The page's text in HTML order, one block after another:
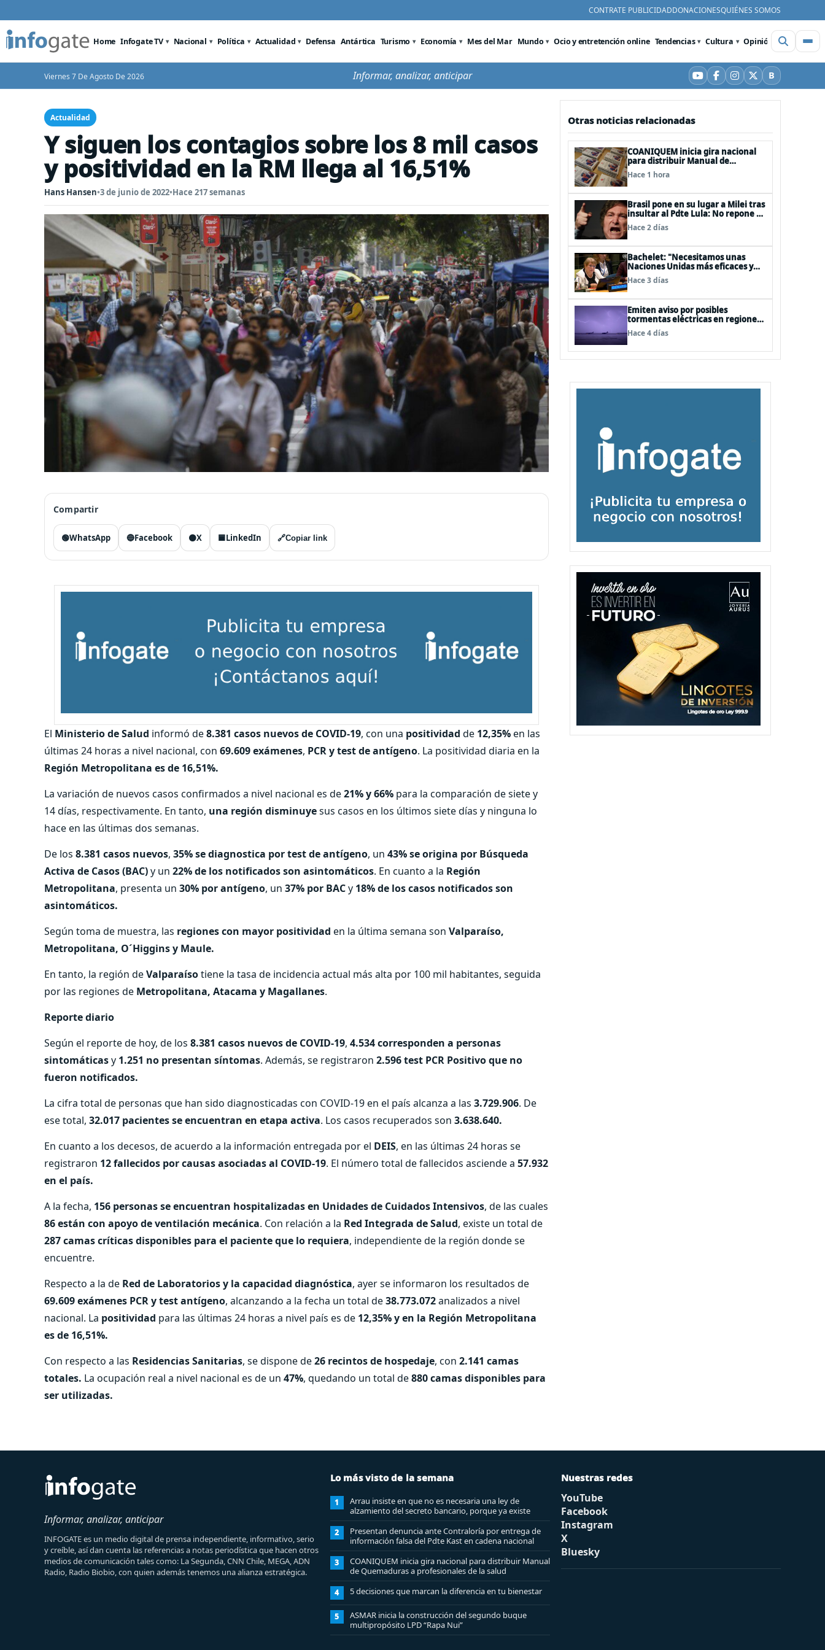
CONTRATE PUBLICIDADDONACIONESQUIÉNES SOMOS
Home Infogate TV Nacional Política Actualidad Defensa Antártica Turismo Economía Mes del Mar Mundo Ocio y entretención online Tendencias Cultura Opinión Videos
Viernes 7 De Agosto De 2026 Informar, analizar, anticipar YouTube
Facebook
Instagram
X BBluesky
Actualidad
Y siguen los contagios sobre los 8 mil casos
y positividad en la RM llega al 16,51%
Hans Hansen•3 de junio de 2022•Hace 217 semanas
Compartir
🟢WhatsApp 🔵Facebook ⚫X 🟦LinkedIn 🔗Copiar link
El Ministerio de Salud informó de8.381 casos nuevos de COVID-19, con una positividad de 12,35%en las
últimas 24 horas a nivel nacional, con 69.609 exámenes, PCR y test de antígeno. La positividad diaria en la
Región Metropolitana es de 16,51%.
La variación de nuevos casos confirmados a nivel nacional es de21% y 66% para la comparación de siete y
14 días, respectivamente. En tanto, una región disminuyesus casos en los últimos siete días y ninguna lo
hace en las últimas dos semanas.
De los 8.381 casos nuevos, 35% se diagnostica por test de antígeno, un 43% se origina por Búsqueda
Activa de Casos (BAC)y un 22% de los notificados son asintomáticos. En cuanto a la Región
Metropolitana, presenta un 30% por antígeno, un 37% por BACy 18% de los casos notificados son
asintomáticos.
Según toma de muestra, las regiones con mayor positividad en la última semana son Valparaíso,
Metropolitana, O´Higgins y Maule.
En tanto, la región deValparaísotiene la tasa de incidencia actual más alta por 100 mil habitantes, seguida
por las regiones de Metropolitana, Atacama y Magallanes.
Reporte diario
Según el reporte de hoy, de los 8.381 casos nuevos de COVID-19, 4.534 corresponden a personas
sintomáticasy 1.251 no presentan síntomas. Además, se registraron 2.596 test PCR Positivo que no
fueron notificados.
La cifra total de personas que han sido diagnosticadas con COVID-19 en el país alcanza a las 3.729.906. De
ese total, 32.017 pacientes se encuentran en etapa activa. Los casos recuperados son 3.638.640.
En cuanto a los decesos, de acuerdo a la información entregada por el DEIS, en las últimas 24 horas se
registraron 12 fallecidos por causas asociadas al COVID-19. El número total de fallecidos asciende a 57.932
en el país.
A la fecha, 156 personas se encuentran hospitalizadas en Unidades de Cuidados Intensivos, de las cuales
86 están con apoyo de ventilación mecánica. Con relación a la Red Integrada de Salud, existe un total de
287 camas críticas disponibles para el paciente que lo requiera, independiente de la región donde se
encuentre.
Respecto a la de Red de Laboratorios y la capacidad diagnóstica, ayer se informaron los resultados de
69.609 exámenes PCR y test antígeno, alcanzando a la fecha un total de38.773.072analizados a nivel
nacional. La positividad para las últimas 24 horas a nivel país es de 12,35% y en la Región Metropolitana
es de 16,51%.
Con respecto a las Residencias Sanitarias, se dispone de26 recintos de hospedaje, con 2.141 camas
totales. La ocupación real a nivel nacional es de un 47%, quedando un total de880 camas disponibles para
ser utilizadas.
Otras noticias relacionadas
COANIQUEM inicia gira nacional
para distribuir Manual de
Quemaduras a profesionales de la
salud
Hace 1 hora
Brasil pone en su lugar a Milei tras
insultar al Pdte Lula: No repone al
embajador en BBSS y rebaja la
relación bilateral
Hace 2 días
Bachelet: "Necesitamos unas
Naciones Unidas más eficaces y
cercanas a las personas"
Hace 3 días
Emiten aviso por posibles
tormentas eléctricas en regiones
de Los Lagos y Aysén
Hace 4 días
Informar, analizar, anticipar
INFOGATE es un medio digital de prensa independiente, informativo, serio
y creíble, así dan cuenta las referencias a notas periodística que hacen otros
medios de comunicación tales como: La Segunda, CNN Chile, MEGA, ADN
Radio, Radio Biobio, con quien además tenemos una alianza estratégica.
Lo más visto de la semana
1
Arrau insiste en que no es necesaria una ley de
alzamiento del secreto bancario, porque ya existe
2
Presentan denuncia ante Contraloría por entrega de
información falsa del Pdte Kast en cadena nacional
3
COANIQUEM inicia gira nacional para distribuir Manual
de Quemaduras a profesionales de la salud
4 5 decisiones que marcan la diferencia en tu bienestar
5
ASMAR inicia la construcción del segundo buque
multipropósito LPD “Rapa Nui”
Nuestras redes
YouTube
Facebook
Instagram
X
Bluesky